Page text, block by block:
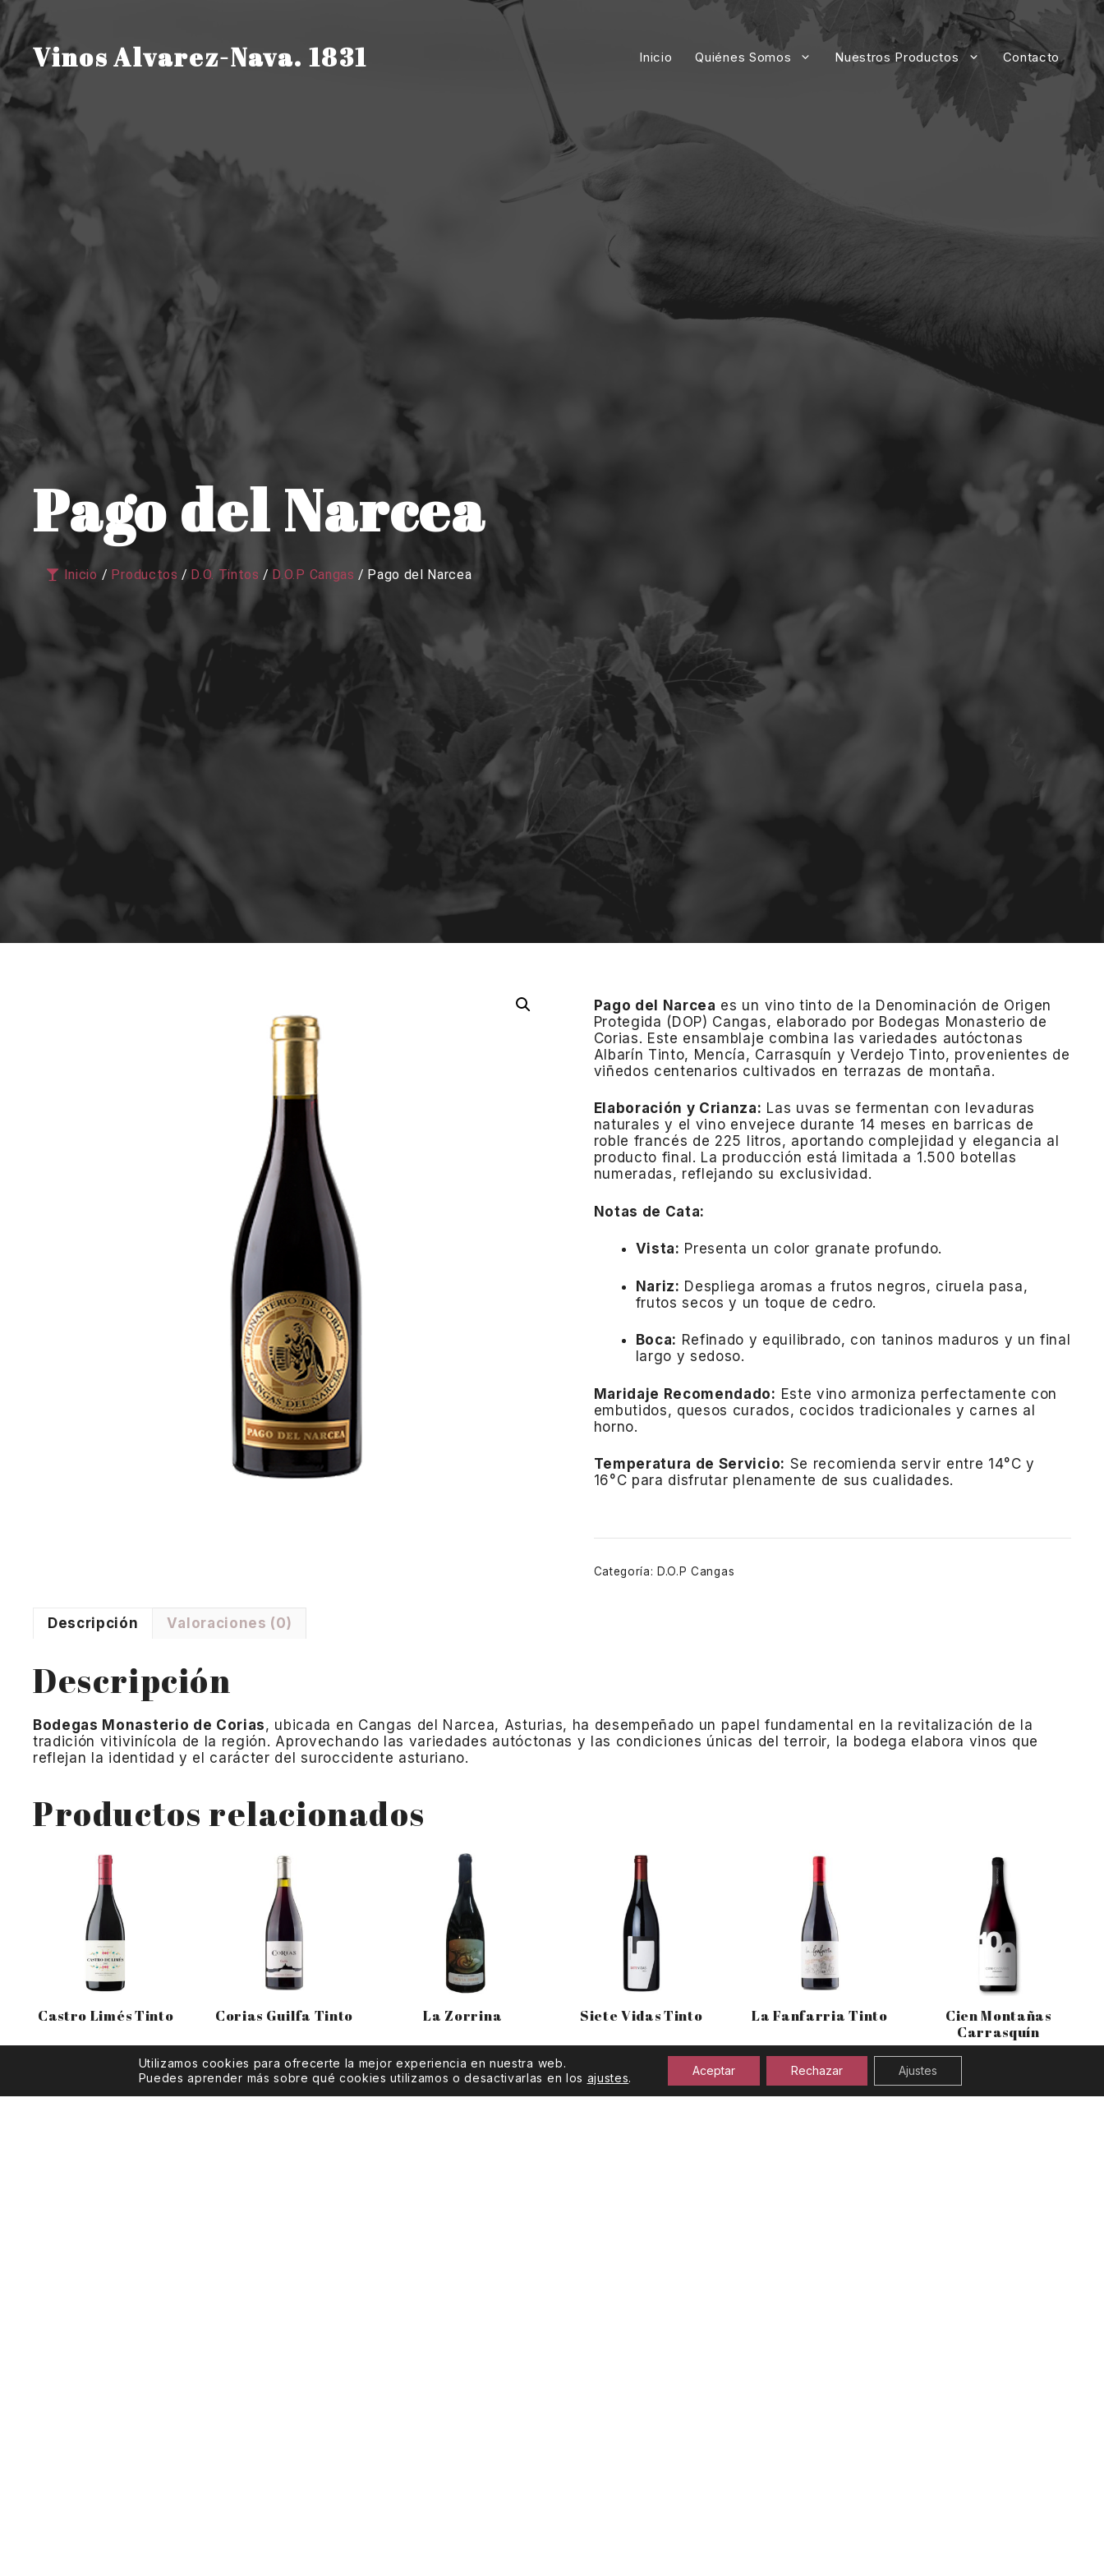
Saltar
contenidoVinos Alvarez-Nava. 1831 Inicio Quiénes Somos Nuestros Productos Contacto
Pago del Narcea
Inicio / Productos / D.O. Tintos / D.O.P Cangas / Pago del Narcea
Pago del Narcea es un vino tinto de la Denominación de Origen
Protegida (DOP) Cangas, elaborado por Bodegas Monasterio de
Corias. Este ensamblaje combina las variedades autóctonas
Albarín Tinto, Mencía, Carrasquín y Verdejo Tinto, provenientes de
viñedos centenarios cultivados en terrazas de montaña.
Elaboración y Crianza: Las uvas se fermentan con levaduras
naturales y el vino envejece durante 14 meses en barricas de
roble francés de 225 litros, aportando complejidad y elegancia al
producto final. La producción está limitada a 1.500 botellas
numeradas, reflejando su exclusividad.
Notas de Cata:
Vista: Presenta un color granate profundo.
Nariz: Despliega aromas a frutos negros, ciruela pasa,
frutos secos y un toque de cedro.
Boca: Refinado y equilibrado, con taninos maduros y un final
largo y sedoso.
Maridaje Recomendado: Este vino armoniza perfectamente con
embutidos, quesos curados, cocidos tradicionales y carnes al
horno.
Temperatura de Servicio: Se recomienda servir entre 14°C y
16°C para disfrutar plenamente de sus cualidades.
Categoría: D.O.P Cangas
Descripción Valoraciones (0)
Descripción
Bodegas Monasterio de Corias, ubicada en Cangas del Narcea, Asturias, ha desempeñado un papel fundamental en la revitalización de la
tradición vitivinícola de la región. Aprovechando las variedades autóctonas y las condiciones únicas del terroir, la bodega elabora vinos que
reflejan la identidad y el carácter del suroccidente asturiano.
Productos relacionados
Castro Limés Tinto Corias Guilfa Tinto La Zorrina Siete Vidas Tinto La Fanfarria Tinto
Cien Montañas
Carrasquín
Utilizamos cookies para ofrecerte la mejor experiencia en nuestra web.
Puedes aprender más sobre qué cookies utilizamos o desactivarlas en los ajustes.
Aceptar Rechazar Ajustes